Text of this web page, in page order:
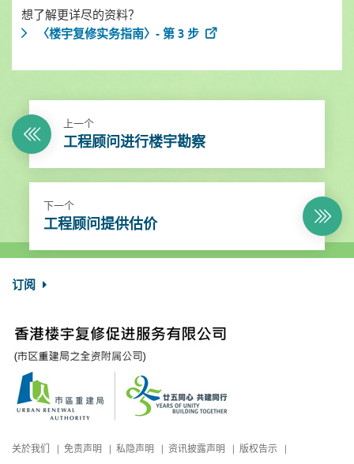
想了解更详尽的资料？
〈楼宇复修实务指南〉- 第 3 步
上一个
工程顾问进行楼宇勘察
下一个
工程顾问提供估价
订阅
关於我们 免责声明 私隐声明 资讯披露声明
版权告示